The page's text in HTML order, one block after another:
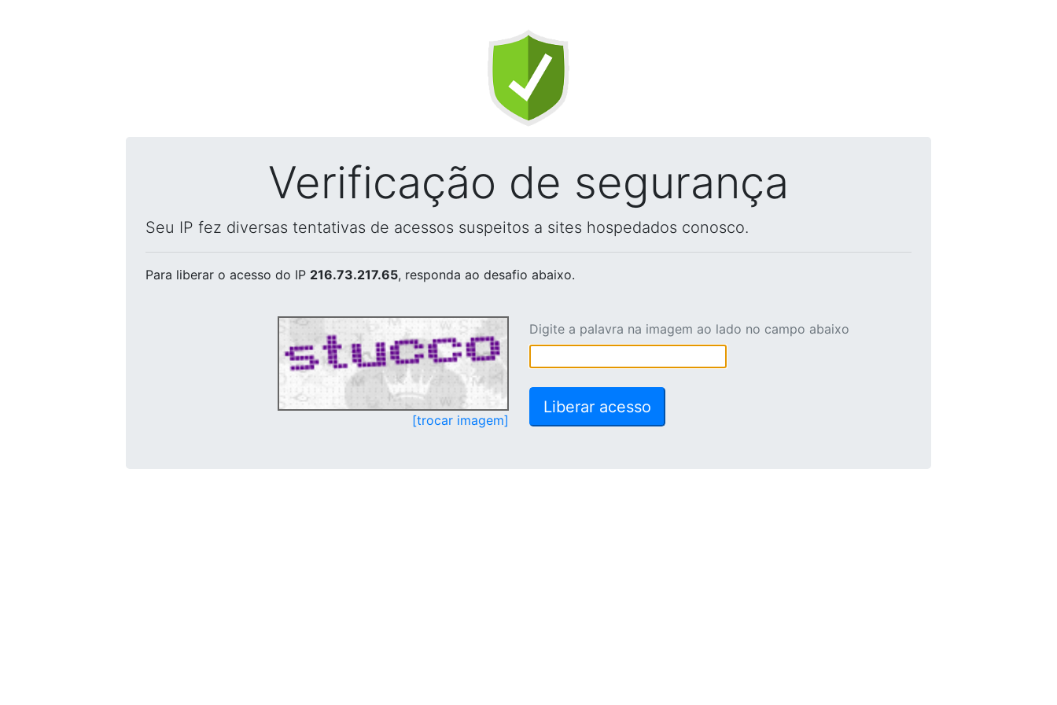
Verificação de segurança
Seu IP fez diversas tentativas de acessos suspeitos a sites hospedados conosco.
Para liberar o acesso do IP 216.73.217.65, responda ao desafio abaixo.
[trocar imagem]
Digite a palavra na imagem ao lado no campo abaixo